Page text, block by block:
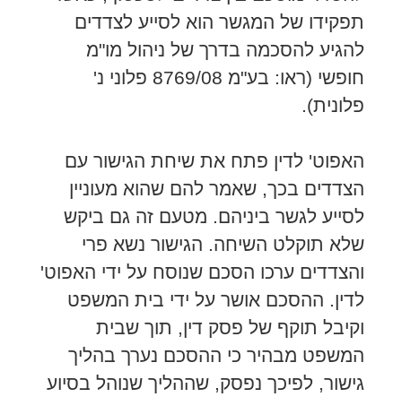
תפקידו של המגשר הוא לסייע לצדדים
להגיע להסכמה בדרך של ניהול מו"מ
חופשי (ראו: בע"מ 8769/08 פלוני נ'
פלונית).
האפוט' לדין פתח את שיחת הגישור עם
הצדדים בכך, שאמר להם שהוא מעוניין
לסייע לגשר ביניהם. מטעם זה גם ביקש
שלא תוקלט השיחה. הגישור נשא פרי
והצדדים ערכו הסכם שנוסח על ידי האפוט'
לדין. ההסכם אושר על ידי בית המשפט
וקיבל תוקף של פסק דין, תוך שבית
המשפט מבהיר כי ההסכם נערך בהליך
גישור, לפיכך נפסק, שההליך שנוהל בסיוע